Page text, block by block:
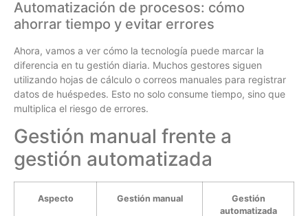
Automatización de procesos: cómo
ahorrar tiempo y evitar errores
Ahora, vamos a ver cómo la tecnología puede marcar la
diferencia en tu gestión diaria. Muchos gestores siguen
utilizando hojas de cálculo o correos manuales para registrar
datos de huéspedes. Esto no solo consume tiempo, sino que
multiplica el riesgo de errores.
Gestión manual frente a
gestión automatizada
Aspecto Gestión manual
Gestión
automatizada